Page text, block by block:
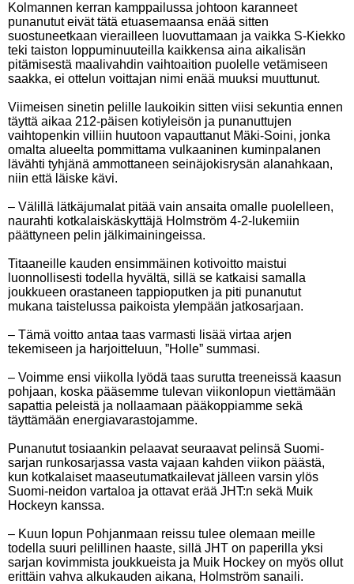
Kolmannen kerran kamppailussa johtoon karanneet
punanutut eivät tätä etuasemaansa enää sitten
suostuneetkaan vierailleen luovuttamaan ja vaikka S-Kiekko
teki taiston loppuminuuteilla kaikkensa aina aikalisän
pitämisestä maalivahdin vaihtoaition puolelle vetämiseen
saakka, ei ottelun voittajan nimi enää muuksi muuttunut.
Viimeisen sinetin pelille laukoikin sitten viisi sekuntia ennen
täyttä aikaa 212-päisen kotiyleisön ja punanuttujen
vaihtopenkin villiin huutoon vapauttanut Mäki-Soini, jonka
omalta alueelta pommittama vulkaaninen kuminpalanen
lävähti tyhjänä ammottaneen seinäjokisrysän alanahkaan,
niin että läiske kävi.
– Välillä lätkäjumalat pitää vain ansaita omalle puolelleen,
naurahti kotkalaiskäskyttäjä Holmström 4-2-lukemiin
päättyneen pelin jälkimainingeissa.
Titaaneille kauden ensimmäinen kotivoitto maistui
luonnollisesti todella hyvältä, sillä se katkaisi samalla
joukkueen orastaneen tappioputken ja piti punanutut
mukana taistelussa paikoista ylempään jatkosarjaan.
– Tämä voitto antaa taas varmasti lisää virtaa arjen
tekemiseen ja harjoitteluun, ”Holle” summasi.
– Voimme ensi viikolla lyödä taas surutta treeneissä kaasun
pohjaan, koska pääsemme tulevan viikonlopun viettämään
sapattia peleistä ja nollaamaan pääkoppiamme sekä
täyttämään energiavarastojamme.
Punanutut tosiaankin pelaavat seuraavat pelinsä Suomi-
sarjan runkosarjassa vasta vajaan kahden viikon päästä,
kun kotkalaiset maaseutumatkailevat jälleen varsin ylös
Suomi-neidon vartaloa ja ottavat erää JHT:n sekä Muik
Hockeyn kanssa.
– Kuun lopun Pohjanmaan reissu tulee olemaan meille
todella suuri pelillinen haaste, sillä JHT on paperilla yksi
sarjan kovimmista joukkueista ja Muik Hockey on myös ollut
erittäin vahva alkukauden aikana, Holmström sanaili.